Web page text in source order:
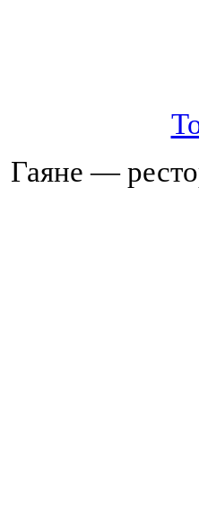
Гаяне —